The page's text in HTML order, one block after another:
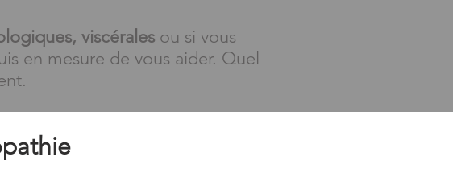
viscérales ou si vous
en mesure de vous aider. Quel